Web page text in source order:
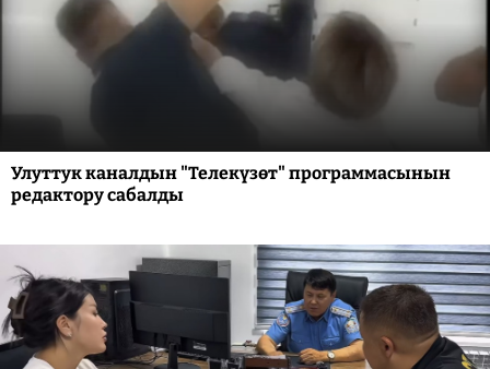
Улуттук каналдын "Телекүзөт" программасынын
редактору сабалды